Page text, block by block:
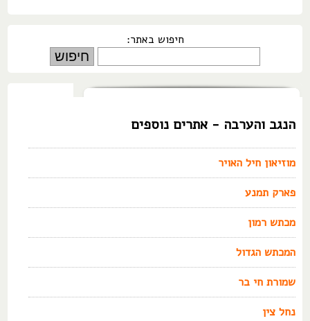
חיפוש באתר:
הנגב והערבה - אתרים נוספים
מוזיאון חיל האויר
פארק תמנע
מכתש רמון
המכתש הגדול
שמורת חי בר
נחל צין